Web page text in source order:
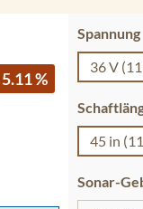
5.11 %
Spannung
36 V
45 in
Sonar-